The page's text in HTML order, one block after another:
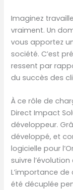
Imaginez
vraiment. Un
vous apportez
société. C’est
ressent par
du succès des
À ce rôle de
Direct Impact
développeur.
développé, et
logicielle pour
suivre
L’importance
été décuplée